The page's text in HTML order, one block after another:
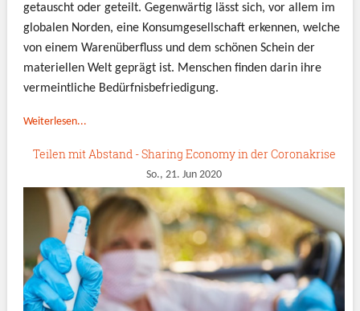
getauscht oder geteilt. Gegenwärtig lässt sich, vor allem im
globalen Norden, eine Konsumgesellschaft erkennen, welche
von einem Warenüberfluss und dem schönen Schein der
materiellen Welt geprägt ist. Menschen finden darin ihre
vermeintliche Bedürfnisbefriedigung.
Weiterlesen...
Teilen mit Abstand - Sharing Economy in der Coronakrise
So., 21. Jun 2020